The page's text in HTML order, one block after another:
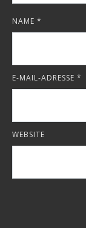
NAME *
E-MAIL-ADRESSE *
WEBSITE